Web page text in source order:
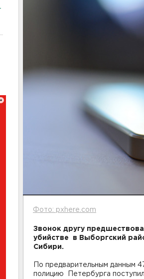
Фото: pxhere.com
Звонок другу
убийстве в Выборгский
Сибири.
По предварительным данным
полицию Петербурга